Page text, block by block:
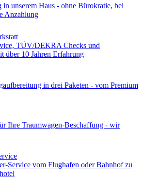
unserem Haus - ohne Bürokratie, bei
Anzahlung
TÜV/DEKRA Checks und
über 10 Jahren Erfahrung
in drei Paketen - vom Premium
Ihre Traumwagen-Beschaffung - wir
Service vom Flughafen oder Bahnhof zu